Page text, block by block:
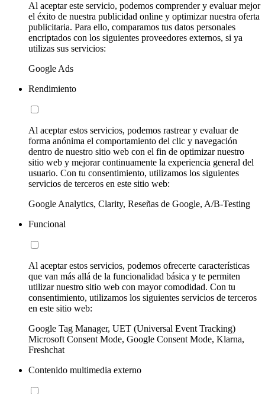
Al aceptar este servicio, podemos comprender y evaluar mejor
el éxito de nuestra publicidad online y optimizar nuestra oferta
publicitaria. Para ello, comparamos tus datos personales
encriptados con los siguientes proveedores externos, si ya
utilizas sus servicios:
Google Ads
Rendimiento
Al aceptar estos servicios, podemos rastrear y evaluar de
forma anónima el comportamiento del clic y navegación
dentro de nuestro sitio web con el fin de optimizar nuestro
sitio web y mejorar continuamente la experiencia general del
usuario. Con tu consentimiento, utilizamos los siguientes
servicios de terceros en este sitio web:
Google Analytics, Clarity, Reseñas de Google, A/B-Testing
Funcional
Al aceptar estos servicios, podemos ofrecerte características
que van más allá de la funcionalidad básica y te permiten
utilizar nuestro sitio web con mayor comodidad. Con tu
consentimiento, utilizamos los siguientes servicios de terceros
en este sitio web:
Google Tag Manager, UET (Universal Event Tracking)
Microsoft Consent Mode, Google Consent Mode, Klarna,
Freshchat
Contenido multimedia externo